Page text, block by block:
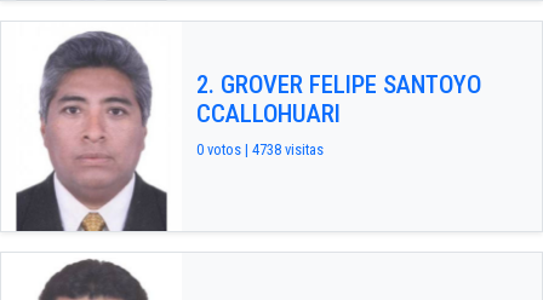
2. GROVER FELIPE SANTOYO
CCALLOHUARI
0 votos | 4738 visitas